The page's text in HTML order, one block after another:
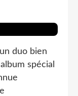
duo bien
spécial